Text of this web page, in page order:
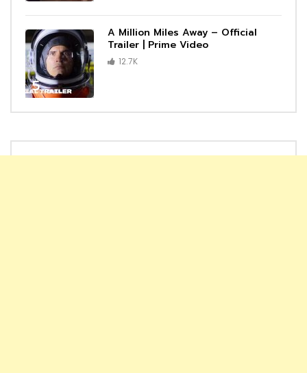
5
A Million Miles Away – Official
Trailer | Prime Video
12.7K